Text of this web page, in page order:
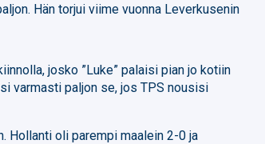
Hän torjui viime vuonna Leverkusenin
josko ”Luke” palaisi pian jo kotiin
varmasti paljon se, jos TPS nousisi
Hollanti oli parempi maalein 2-0 ja